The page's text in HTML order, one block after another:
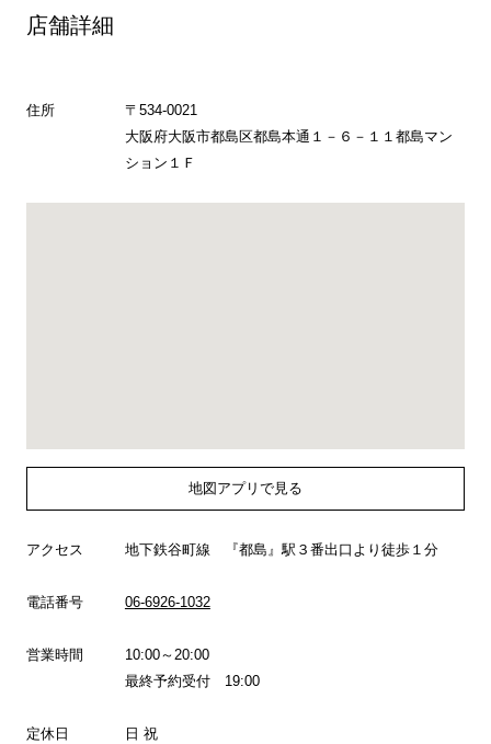
店舗詳細
住所
〒534-0021
大阪府大阪市都島区都島本通１－６－１１都島マン
ション１Ｆ
地図アプリで見る
アクセス 地下鉄谷町線 『都島』駅３番出口より徒歩１分
電話番号 06-6926-1032
営業時間
10:00～20:00
最終予約受付 19:00
定休日
日 祝